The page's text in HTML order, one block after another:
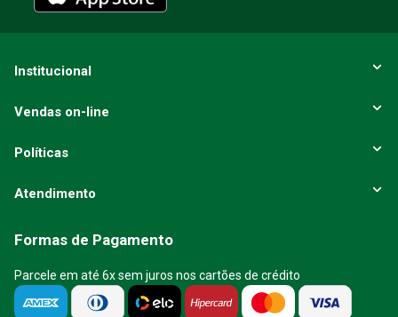
Institucional
Vendas on-line
Políticas
Atendimento
Formas de Pagamento
Parcele em até 6x sem juros nos cartões de crédito